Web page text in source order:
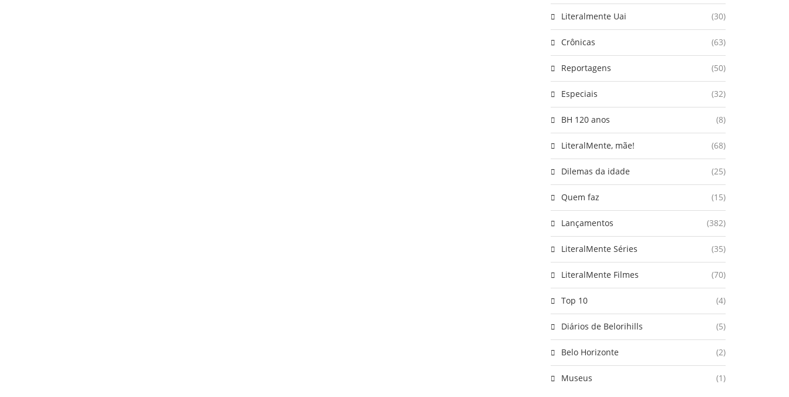
Literalmente Uai (30)
Crônicas (63)
Reportagens (50)
Especiais (32)
BH 120 anos (8)
LiteralMente, mãe! (68)
Dilemas da idade (25)
Quem faz (15)
Lançamentos (382)
LiteralMente Séries (35)
LiteralMente Filmes (70)
Top 10 (4)
Diários de Belorihills (5)
Belo Horizonte (2)
Museus (1)